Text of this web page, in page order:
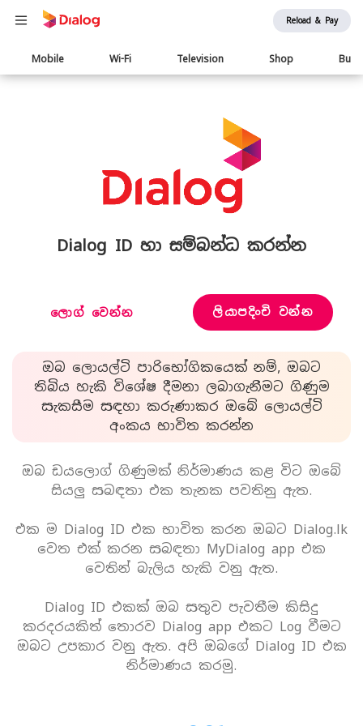
Reload & Pay
Main
navigation
Mobile Wi-Fi Television Shop
Dialog ID හා සම්බන්ධ කරන්න
ලොග් වෙන්න ලියාපදිංචි වන්න
ඔබ ලොයල්ටි පාරිභෝගිකයෙක් නම්, ඔබට
තිබිය හැකි විශේෂ දීමනා ලබාගැනීමට ගිණුම
සැකසීම සඳහා කරුණාකර ඔබේ ලොයල්ටි
අංකය භාවිත කරන්න
ඔබ ඩයලොග් ගිණුමක් නිර්මාණය කළ විට ඔබේ
සියලු සබඳතා එක තැනක පවතිනු ඇත.
එක ම Dialog ID එක භාවිත කරන ඔබට Dialog.lk
වෙත එක් කරන සබඳතා MyDialog app එක
වෙතින් බැලිය හැකි වනු ඇත.
Dialog ID එකක් ඔබ සතුව පැවතීම කිසිදු
කරදරයකිත් තොරව Dialog app එකට Log වීමට
ඔබට උපකාර වනු ඇත. අපි ඔබගේ Dialog ID එක
නිර්මාණය කරමු.